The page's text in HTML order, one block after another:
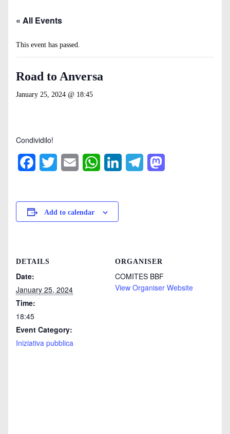
« All Events
This event has passed.
Road to Anversa
January 25, 2024 @ 18:45
Condividilo!
Facebook
Twitter Email WhatsAppLinkedInTelegram
Add to calendar
DETAILS
Date:
January 25, 2024
Time:
18:45
Event Category:
Iniziativa pubblica
ORGANISER
COMITES BBF
View Organiser Website